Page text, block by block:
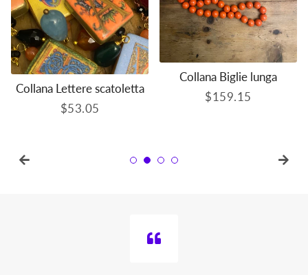
Collana Lettere scatoletta
Prezzo
$53.05
Collana Biglie lunga
Prezzo
$159.15